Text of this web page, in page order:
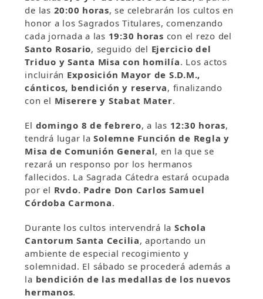
de las 20:00 horas, se celebrarán los cultos en
honor a los Sagrados Titulares, comenzando
cada jornada a las 19:30 horas con el rezo del
Santo Rosario, seguido del Ejercicio del
Triduo y Santa Misa con homilía. Los actos
incluirán Exposición Mayor de S.D.M.,
cánticos, bendición y reserva, finalizando
con el Miserere y Stabat Mater.
El domingo 8 de febrero, a las 12:30 horas,
tendrá lugar laSolemne Función de Regla y
Misa de Comunión General, en la que se
rezará un responso por los hermanos
fallecidos. La Sagrada Cátedra estará ocupada
por el Rvdo. Padre Don Carlos Samuel
Córdoba Carmona.
Durante los cultos intervendrá la Schola
Cantorum Santa Cecilia, aportando un
ambiente de especial recogimiento y
solemnidad. El sábado se procederá además a
la bendición de las medallas de los nuevos
hermanos.